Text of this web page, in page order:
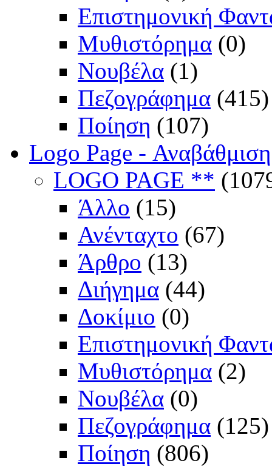
Επιστημονική
Μυθιστόρημα (0)
Νουβέλα (1)
Πεζογράφημα (415)
Ποίηση (107)
Logo Page -
LOGO PAGE **
Άλλο (15)
Ανένταχτο (67)
Άρθρο (13)
Διήγημα (44)
Δοκίμιο (0)
Επιστημονική
Μυθιστόρημα (2)
Νουβέλα (0)
Πεζογράφημα (125)
Ποίηση (806)